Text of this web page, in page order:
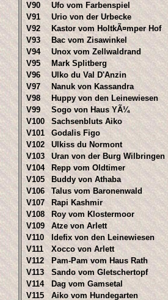
V90
Ufo vom Farbenspiel
V91
Urio von der Urbecke
V92
Kastor vom HoltkÃ¤mper Hof
V93
Bac vom Zisawinkel
V94
Unox vom Zellwaldrand
V95
Mark Splitberg
V96
Ulko du Val D'Anzin
V97
Nanuk von Kassandra
V98
Huppy von den Leinewiesen
V99
Sogo von Haus YÃ¼
V100
Sachsenbluts Aiko
V101
Godalis Figo
V102
Ulkiss du Normont
V103
Uran von der Burg Wilbringen
V104
Repp vom Oldtimer
V105
Buddy von Athaba
V106
Talus vom Baronenwald
V107
Rapi Kashmir
V108
Roy vom Klostermoor
V109
Atze von Arlett
V110
Idefix von den Leinewiesen
V111
Xocco von Arlett
V112
Pam-Pam vom Haus Rath
V113
Sando vom Gletschertopf
V114
Dag vom Gamsetal
V115
Aiko vom Hundegarten